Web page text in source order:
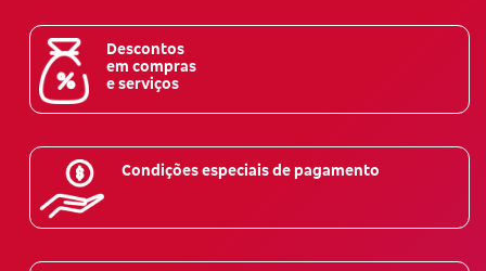
Descontos
em compras
e serviços
Condições especiais de pagamento